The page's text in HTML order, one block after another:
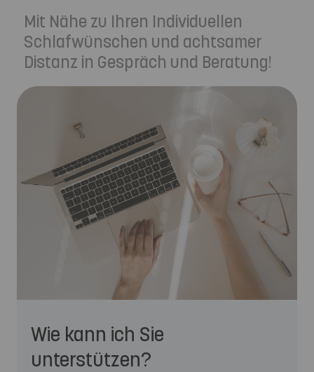
Mit Nähe zu Ihren Individuellen
Schlafwünschen und achtsamer
Distanz in Gespräch und Beratung!
Wie kann ich Sie
unterstützen?